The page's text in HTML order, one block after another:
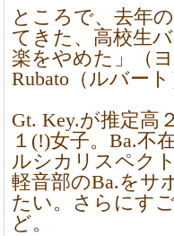
ところで、去年
てきた、高校生
楽をやめた」（
Rubato（ルバー
Gt. Key.が推定高
１(!)女子。Ba.不
ルシカリスペク
軽音部のBa.をサ
たい。さらにす
ど。